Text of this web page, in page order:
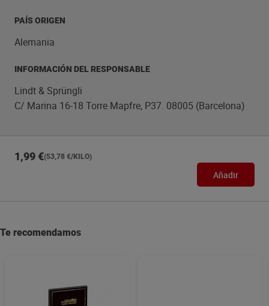
PAÍS ORIGEN
Alemania
INFORMACIÓN DEL RESPONSABLE
Lindt & Sprüngli
C/ Marina 16-18 Torre Mapfre, P37. 08005 (Barcelona)
1,99 €(53,78 €/KILO)
Añadir
Te recomendamos